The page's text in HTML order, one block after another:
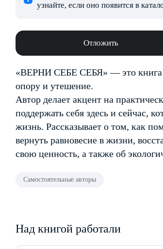
узнайте, если оно появится в
Отложить
«ВЕРНИ СЕБЕ СЕБЯ» — это книга
опору и утешение.
Автор делает акцент на
поддержать себя здесь и сейчас,
жизнь. Рассказывает о том, как
вернуть равновесие в жизни,
свою ценность, а также об
Самостоятельные авторы
Над книгой работали